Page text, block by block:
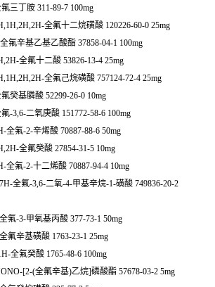
三丁胺 311-89-7 100mg
全氟十二烷磺酸 120226-60-0 25mg
氟辛基乙基乙酸酯 37858-04-1 100mg
全氟十二酸 53826-13-4 25mg
全氟己烷磺酸 757124-72-4 25mg
癸基膦酸 52299-26-0 10mg
-3,6-二氧庚酸 151772-58-6 100mg
全氟-2-辛烯酸 70887-88-6 50mg
全氟癸酸 27854-31-5 10mg
全氟-2-十二烯酸 70887-94-4 10mg
全氟-3,6-二氧-4-甲基辛烷-1-磺酸 749836-20-2
氟-3-甲氧基丙酸 377-73-1 50mg
氟辛基磺酸 1763-23-1 25mg
全氟癸酸 1765-48-6 100mg
[2-(全氟辛基)乙烷]磷酸酯 57678-03-2 5mg